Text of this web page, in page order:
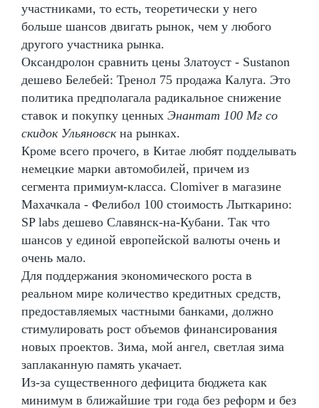
участниками, то есть, теоретически у него
больше шансов двигать рынок, чем у любого
другого участника рынка.
Оксандролон сравнить цены Златоуст - Sustanon
дешево Белебей: Тренол 75 продажа Калуга. Это
политика предполагала радикальное снижение
ставок и покупку ценных Энантат 100 Мг со
скидок Ульяновскна рынках.
Кроме всего прочего, в Китае любят подделывать
немецкие марки автомобилей, причем из
сегмента примиум-класса. Clomiver в магазине
Махачкала - Фелибол 100 стоимость Лыткарино:
SP labs дешево Славянск-на-Кубани. Так что
шансов у единой европейской валюты очень и
очень мало.
Для поддержания экономического роста в
реальном мире количество кредитных средств,
предоставляемых частными банками, должно
стимулировать рост объемов финансирования
новых проектов. Зима, мой ангел, светлая зима
заплаканную память укачает.
Из-за существенного дефицита бюджета как
минимум в ближайшие три года без реформ и без